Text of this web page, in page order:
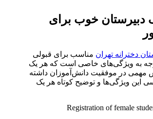
دبیرستان خوب برای
دخترانه تهران مناسب برای قبولی
توجه به ویژگی‌های خاصی است که هر یک
مهمی در موفقیت دانش‌آموزان داشته
این ویژگی‌ها و توضیح کوتاه هر یک